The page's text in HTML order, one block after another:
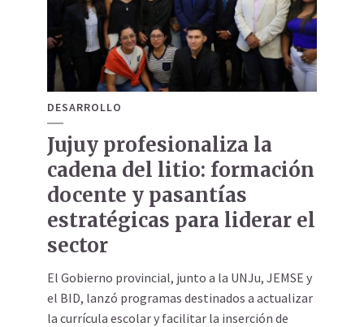
DESARROLLO
Jujuy profesionaliza la
cadena del litio: formación
docente y pasantías
estratégicas para liderar el
sector
El Gobierno provincial, junto a la UNJu, JEMSE y
el BID, lanzó programas destinados a actualizar
la currícula escolar y facilitar la inserción de